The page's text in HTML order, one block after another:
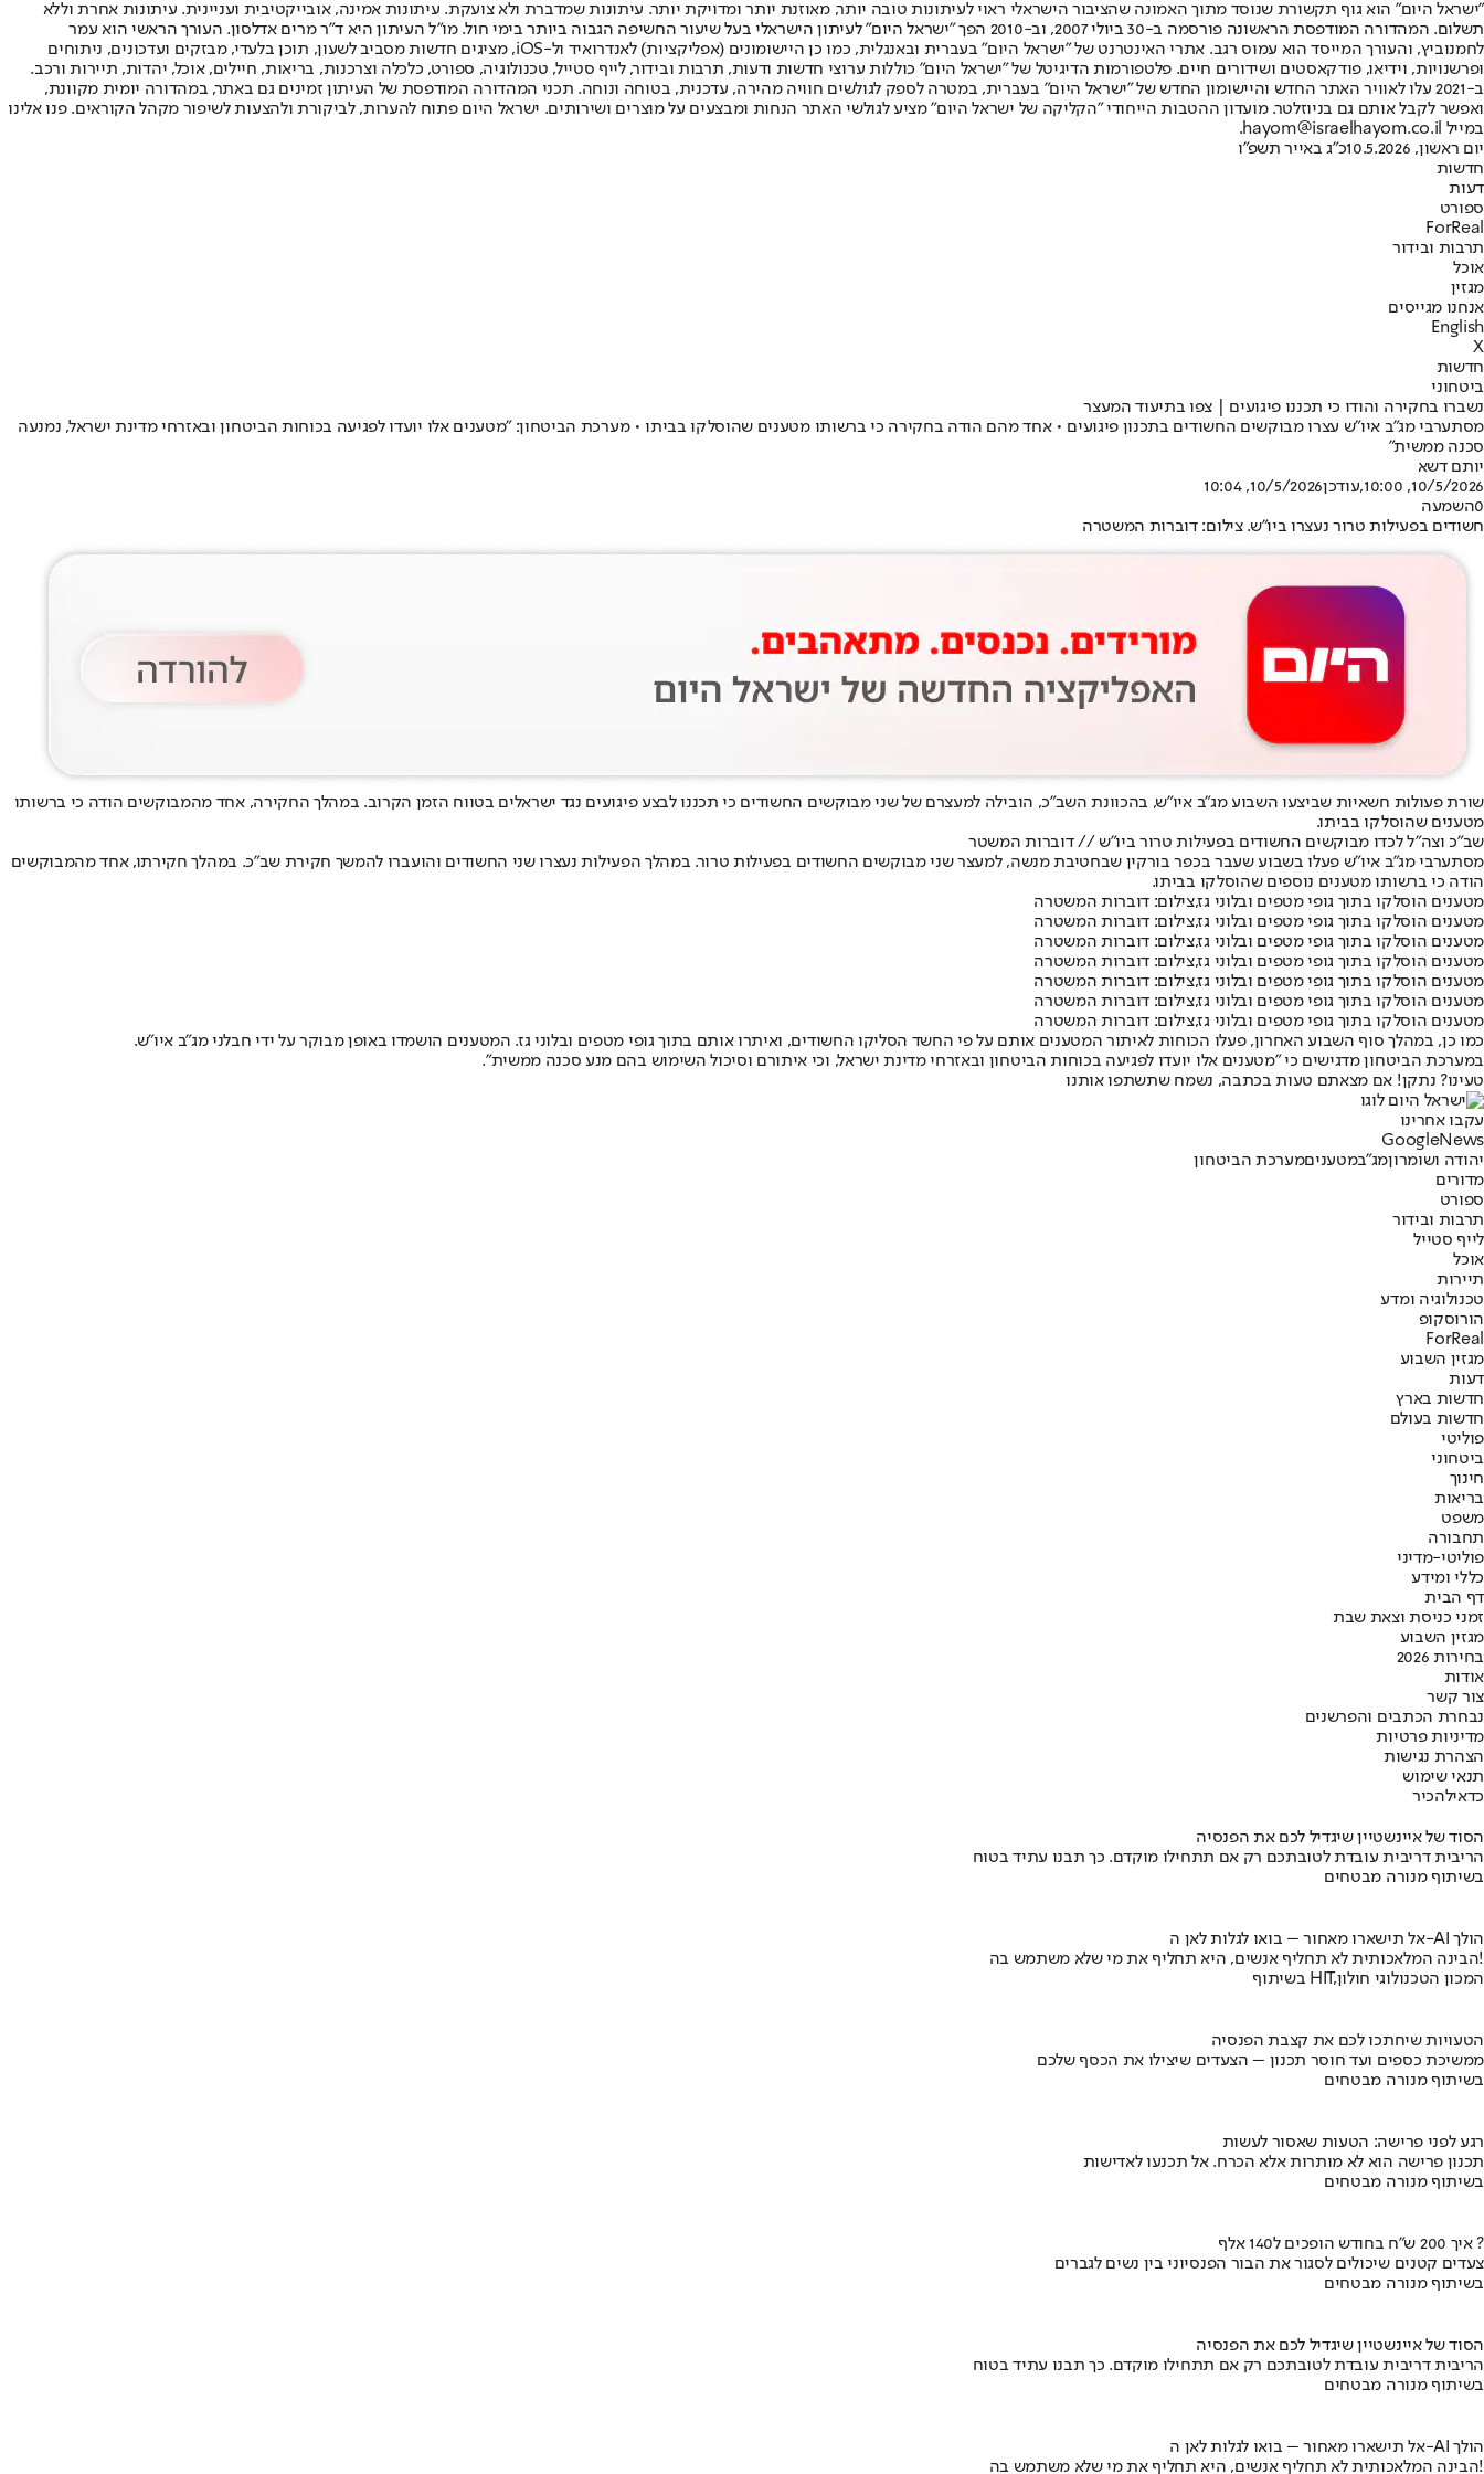
"ישראל היום" הוא גוף תקשורת שנוסד מתוך האמונה שהציבור הישראלי ראוי לעיתונות טובה יותר, מאוזנת יותר ומדויקת יותר. עיתונות שמדברת ולא צועקת. עיתונות אמינה, אובייקטיבית ועניינית. עיתונות אחרת וללא
תשלום. המהדורה המודפסת הראשונה פורסמה ב-30 ביולי 2007, וב-2010 הפך "ישראל היום" לעיתון הישראלי בעל שיעור החשיפה הגבוה ביותר בימי חול. מו"ל העיתון היא ד"ר מרים אדלסון. העורך הראשי הוא עמר
לחמנוביץ, והעורך המייסד הוא עמוס רגב. אתרי האינטרנט של "ישראל היום" בעברית ובאנגלית, כמו כן היישומונים (אפליקציות) לאנדרואיד ול-iOS, מציגים חדשות מסביב לשעון, תוכן בלעדי, מבזקים ועדכונים, ניתוחים
ופרשנויות, וידיאו, פודקאסטים ושידורים חיים. פלטפורמות הדיגיטל של "ישראל היום" כוללות ערוצי חדשות ודעות, תרבות ובידור, לייף סטייל, טכנולוגיה, ספורט, כלכלה וצרכנות, בריאות, חיילים, אוכל, יהדות, תיירות ורכב.
ב-2021 עלו לאוויר האתר החדש והיישומון החדש של "ישראל היום" בעברית, במטרה לספק לגולשים חוויה מהירה, עדכנית, בטוחה ונוחה. תכני המהדורה המודפסת של העיתון זמינים גם באתר, במהדורה יומית מקוונת,
ואפשר לקבל אותם גם בניוזלטר. מועדון ההטבות הייחודי "הקליקה של ישראל היום" מציע לגולשי האתר הנחות ומבצעים על מוצרים ושירותים. ישראל היום פתוח להערות, לביקורת ולהצעות לשיפור מקהל הקוראים. פנו אלינו
במייל hayom@israelhayom.co.il.
יום ראשון, 10.5.2026
כ"ג באייר תשפ"ו
חדשות
דעות
ספורט
ForReal
תרבות ובידור
אוכל
מגזין
אנחנו מגייסים
English
X
חדשות
ביטחוני
נשברו בחקירה והודו כי תכננו פיגועים | צפו בתיעוד המעצר
מסתערבי מג"ב איו"ש עצרו מבוקשים החשודים בתכנון פיגועים • אחד מהם הודה בחקירה כי ברשותו מטענים שהוסלקו בביתו • מערכת הביטחון: "מטענים אלו יועדו לפגיעה בכוחות הביטחון ובאזרחי מדינת ישראל, נמנעה
סכנה ממשית"
יותם דשא
10/5/2026, 10:00
,עודכן10/5/2026, 10:04
0השמעה
חשודים בפעילות טרור נעצרו ביו"ש. צילום: דוברות המשטרה
שורת פעולות חשאיות שביצעו השבוע מג"ב איו"ש, בהכוונת השב"כ, הובילה למעצרם של שני מבוקשים החשודים כי תכננו לבצע פיגועים נגד ישראלים בטווח הזמן הקרוב. במהלך החקירה, אחד מהמבוקשים הודה כי ברשותו
מטענים שהוסלקו בביתו.
שב"כ וצה"ל לכדו מבוקשים החשודים בפעילות טרור ביו"ש // דוברות המשטר
מסתערבי מג"ב איו"ש פעלו בשבוע שעבר בכפר בורקין שבחטיבת מנשה, למעצר שני מבוקשים החשודים בפעילות טרור. במהלך הפעילות נעצרו שני החשודים והועברו להמשך חקירת שב"כ. במהלך חקירתו, אחד מהמבוקשים
הודה כי ברשותו מטענים נוספים שהוסלקו בביתו.
מטענים הוסלקו בתוך גופי מטפים ובלוני גז,צילום: דוברות המשטרה
מטענים הוסלקו בתוך גופי מטפים ובלוני גז,צילום: דוברות המשטרה
מטענים הוסלקו בתוך גופי מטפים ובלוני גז,צילום: דוברות המשטרה
מטענים הוסלקו בתוך גופי מטפים ובלוני גז,צילום: דוברות המשטרה
מטענים הוסלקו בתוך גופי מטפים ובלוני גז,צילום: דוברות המשטרה
מטענים הוסלקו בתוך גופי מטפים ובלוני גז,צילום: דוברות המשטרה
מטענים הוסלקו בתוך גופי מטפים ובלוני גז,צילום: דוברות המשטרה
כמו כן, במהלך סוף השבוע האחרון, פעלו הכוחות לאיתור המטענים אותם על פי החשד הסליקו החשודים, ואיתרו אותם בתוך גופי מטפים ובלוני גז. המטענים הושמדו באופן מבוקר על ידי חבלני מג"ב איו"ש.
במערכת הביטחון מדגישים כי "מטענים אלו יועדו לפגיעה בכוחות הביטחון ובאזרחי מדינת ישראל, וכי איתורם וסיכול השימוש בהם מנע סכנה ממשית".
טעינו? נתקן! אם מצאתם טעות בכתבה, נשמח שתשתפו אותנו
עקבו אחרינו
Googl eNews
יהודה ושומרוןמג"במטעניםמערכת הביטחון
מדורים
ספורט
תרבות ובידור
לייף סטייל
אוכל
תיירות
טכנולוגיה ומדע
הורוסקופ
ForReal
מגזין השבוע
דעות
חדשות בארץ
חדשות בעולם
פוליטי
ביטחוני
חינוך
בריאות
משפט
תחבורה
פוליטי-מדיני
כללי ומידע
דף הבית
זמני כניסת וצאת שבת
מגזין השבוע
בחירות 2026
אודות
צור קשר
נבחרת הכתבים והפרשנים
מדיניות פרטיות
הצהרת נגישות
תנאי שימוש
כדאילהכיר
הסוד של איינשטיין שיגדיל לכם את הפנסיה
הריבית דריבית עובדת לטובתכם רק אם תתחילו מוקדם. כך תבנו עתיד בטוח
בשיתוף מנורה מבטחים
אל תישארו מאחור – בואו לגלות לאן ה-AI הולך
הבינה המלאכותית לא תחליף אנשים, היא תחליף את מי שלא משתמש בה!
בשיתוף HIT,המכון הטכנולוגי חולון
הטעויות שיחתכו לכם את קצבת הפנסיה
ממשיכת כספים ועד חוסר תכנון – הצעדים שיצילו את הכסף שלכם
בשיתוף מנורה מבטחים
רגע לפני פרישה: הטעות שאסור לעשות
תכנון פרישה הוא לא מותרות אלא הכרח. אל תכנעו לאדישות
בשיתוף מנורה מבטחים
איך 200 ש"ח בחודש הופכים ל140 אלף ?
צעדים קטנים שיכולים לסגור את הבור הפנסיוני בין נשים לגברים
בשיתוף מנורה מבטחים
הסוד של איינשטיין שיגדיל לכם את הפנסיה
הריבית דריבית עובדת לטובתכם רק אם תתחילו מוקדם. כך תבנו עתיד בטוח
בשיתוף מנורה מבטחים
אל תישארו מאחור – בואו לגלות לאן ה-AI הולך
הבינה המלאכותית לא תחליף אנשים, היא תחליף את מי שלא משתמש בה!